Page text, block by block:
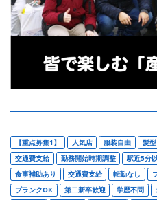
【重点募集1】 人気店 服装自由 髪
交通費支給
勤務開始時期調整 駅近5分
食事補助あり
交通費支給 転勤なし
ブランクOK
第二新卒歓迎 学歴不問